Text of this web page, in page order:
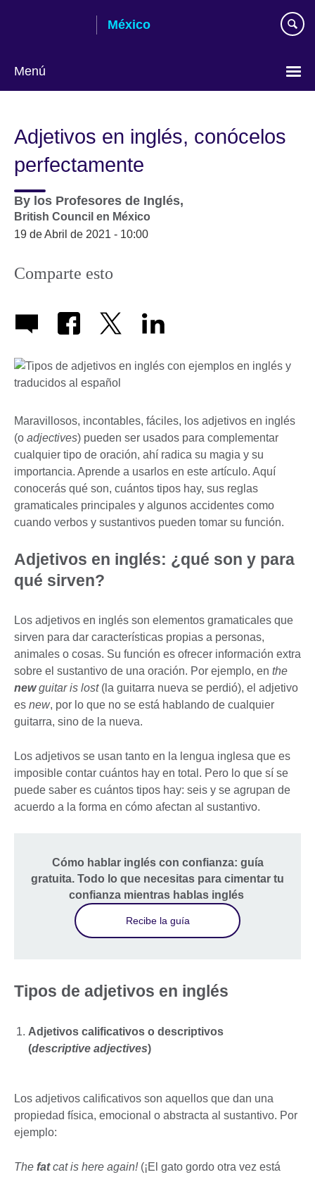
México
Menú
language
Adjetivos en inglés, conócelos
perfectamente
By los Profesores de Inglés,
British Council en México
19 de Abril de 2021 - 10:00
Comparte esto
Maravillosos, incontables, fáciles, los adjetivos en inglés
(o adjectives) pueden ser usados para complementar
cualquier tipo de oración, ahí radica su magia y su
importancia. Aprende a usarlos en este artículo. Aquí
conocerás qué son, cuántos tipos hay, sus reglas
gramaticales principales y algunos accidentes como
cuando verbos y sustantivos pueden tomar su función.
Adjetivos en inglés: ¿qué son y para
qué sirven?
Los adjetivos en inglés son elementos gramaticales que
sirven para dar características propias a personas,
animales o cosas. Su función es ofrecer información extra
sobre el sustantivo de una oración. Por ejemplo, en the
newguitar is lost (la guitarra nueva se perdió), el adjetivo
es new, por lo que no se está hablando de cualquier
guitarra, sino de la nueva.
Los adjetivos se usan tanto en la lengua inglesa que es
imposible contar cuántos hay en total. Pero lo que sí se
puede saber es cuántos tipos hay: seis y se agrupan de
acuerdo a la forma en cómo afectan al sustantivo.
Cómo hablar inglés con confianza: guía
gratuita. Todo lo que necesitas para cimentar tu
confianza mientras hablas inglés
Recibe la guía
Tipos de adjetivos en inglés
Adjetivos calificativos o descriptivos
(descriptive adjectives)
Los adjetivos calificativos son aquellos que dan una
propiedad física, emocional o abstracta al sustantivo. Por
ejemplo:
The fatcat is here again! (¡El gato gordo otra vez está